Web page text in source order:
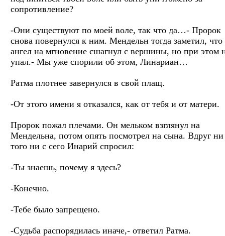
сопротивление?
-Они существуют по моей воле, так что да…- Пророк
снова повернулся к ним. Мендельн тогда заметил, что
ангел на мгновение сшагнул с вершины, но при этом
упал.- Мы уже спорили об этом, Линариан…
Ратма плотнее завернулся в свой плащ.
-От этого имени я отказался, как от тебя и от матери.
Пророк пожал плечами. Он мельком взглянул на
Мендельна, потом опять посмотрел на сына. Вдруг ни
того ни с сего Инарий спросил:
-Ты знаешь, почему я здесь?
-Конечно.
-Тебе было запрещено.
-Судьба распорядилась иначе,- ответил Ратма.